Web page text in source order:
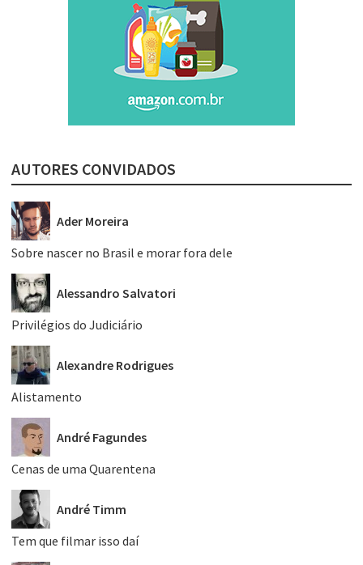
AUTORES CONVIDADOS
Ader Moreira
Sobre nascer no Brasil e morar fora dele
Alessandro Salvatori
Privilégios do Judiciário
Alexandre Rodrigues
Alistamento
André Fagundes
Cenas de uma Quarentena
André Timm
Tem que filmar isso daí